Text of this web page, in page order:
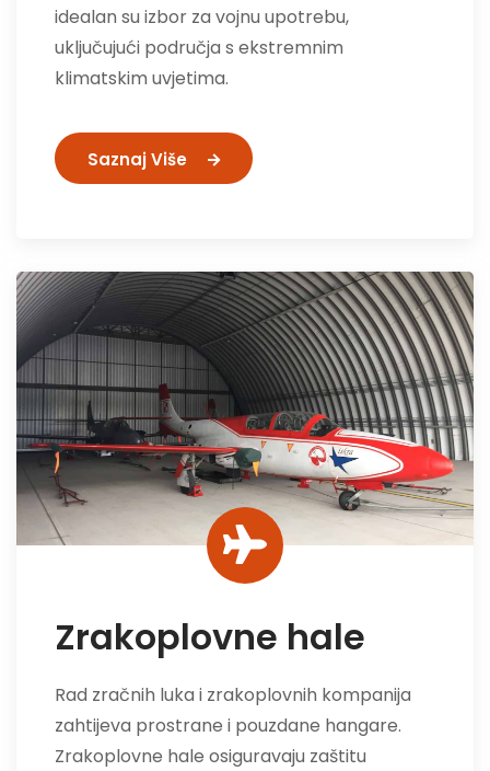
idealan su izbor za vojnu upotrebu,
uključujući područja s ekstremnim
klimatskim uvjetima.
Saznaj Više
Zrakoplovne hale
Rad zračnih luka i zrakoplovnih kompanija
zahtijeva prostrane i pouzdane hangare.
Zrakoplovne hale osiguravaju zaštitu